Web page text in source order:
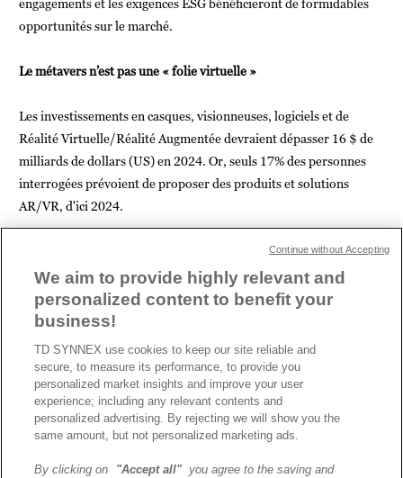
engagements et les exigences ESG bénéficieront de formidables
opportunités sur le marché.
Le métavers n’est pas une « folie virtuelle »
Les investissements en casques, visionneuses, logiciels et de
Réalité Virtuelle/Réalité Augmentée devraient dépasser 16 $ de
milliards de dollars (US) en 2024. Or, seuls 17% des personnes
interrogées prévoient de proposer des produits et solutions
AR/VR, d'ici 2024.
ARTICLE PRÉCÉDENT
A propos de TD SYNNEX
We aim to provide highly relevant and
personalized content to benefit your
business!
TD SYNNEX use cookies to keep our site reliable and
secure, to measure its performance, to provide you
personalized market insights and improve your user
experience; including any relevant contents and
personalized advertising. By rejecting we will show you the
same amount, but not personalized marketing ads.
By clicking on "Accept all"you agree to the saving and
Continue without Accepting